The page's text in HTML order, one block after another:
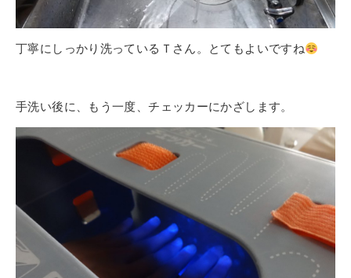
丁寧にしっかり洗っているＴさん。とてもよいですね
手洗い後に、もう一度、チェッカーにかざします。